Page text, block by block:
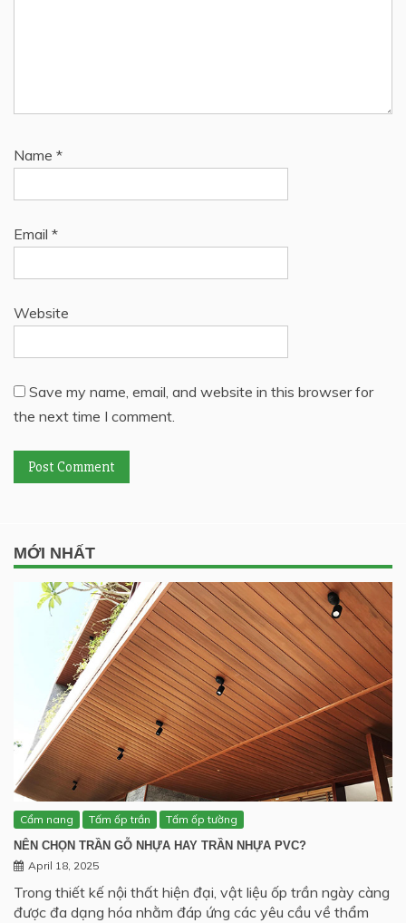
Name *
Email *
Website
Save my name, email, and website in this browser for
the next time I comment.
MỚI NHẤT
Cẩm nang Tấm ốp trần
Tấm ốp tường
NÊN CHỌN TRẦN GỖ NHỰA HAY TRẦN NHỰA PVC?
April 18, 2025
Trong thiết kế nội thất hiện đại, vật liệu ốp trần ngày càng
được đa dạng hóa nhằm đáp ứng các yêu cầu về thẩm